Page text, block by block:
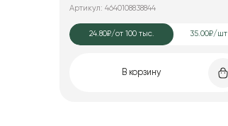
Артикул: 4640108838844
24.80₽/от 100 тыс. 35.00₽/шт
В корзину